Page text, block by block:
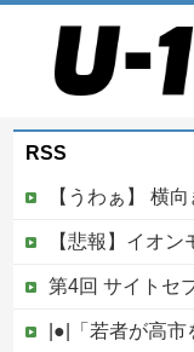
RSS
【うわぁ】 横向き
【悲報】イオンモール熊本の爆
第4回 サイトセブン
|●|「若者が高市を支持しなくな